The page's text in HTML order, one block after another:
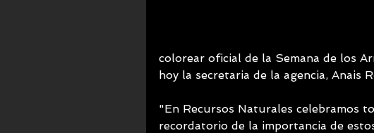
colorear oficial de la Semana de los
hoy la secretaria de la agencia, Anais
"En Recursos Naturales celebramos
recordatorio de la importancia de